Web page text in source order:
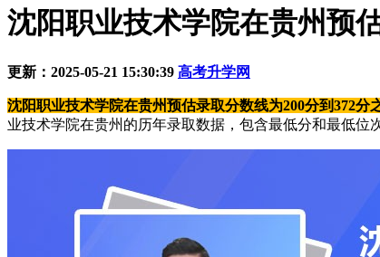
沈阳职业技术学院在贵州预
更新：2025-05-21 15:30:39 高考升学网
沈阳职业技术学院在贵州预估录取分数线为200分到372分
业技术学院在贵州的历年录取数据，包含最低分和最低位